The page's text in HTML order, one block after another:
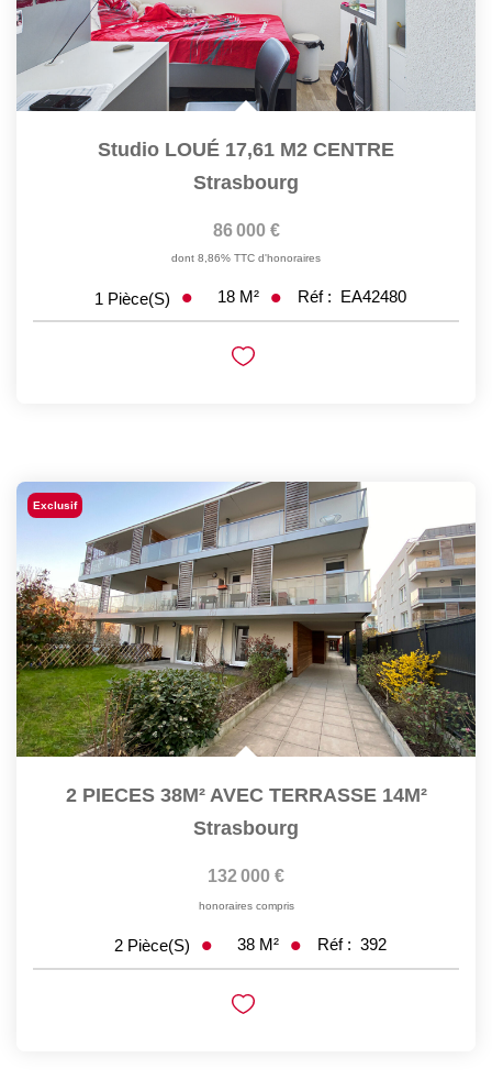
Studio LOUÉ 17,61 M2 CENTRE
Strasbourg
86 000 €
dont 8,86% TTC d'honoraires
1 Pièce(s) 18 M² Réf : EA42480
Exclusif
2 PIECES 38M² AVEC TERRASSE 14M²
Strasbourg
132 000 €
honoraires compris
2 Pièce(s) 38 M² Réf : 392